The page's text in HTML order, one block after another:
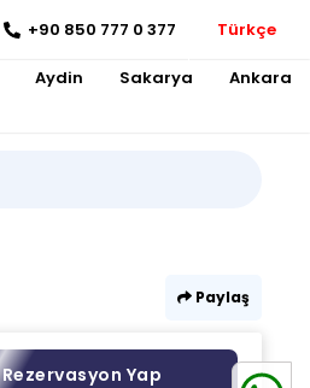
+90 850 777 0 377 Türkçe
Aydin Sakarya Ankara
Paylaş
Rezervasyon Yap